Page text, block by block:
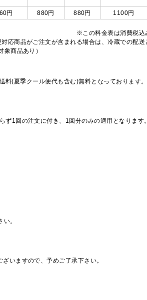
円 880円 880円 1100円
※この料金表は消費税込
商品がご注文が含まれる場合は、冷蔵での配
商品あり）
(夏季クール便代も含む)無料となっております。
1回の注文に付き、1回分のみの適用となります。
。
いますので、予めご了承下さい。